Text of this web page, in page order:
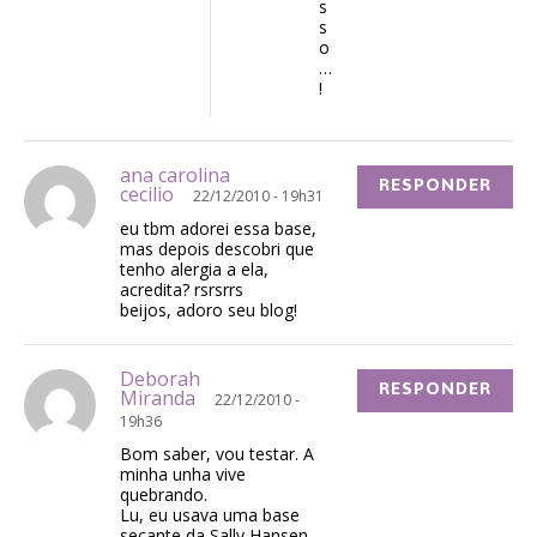
s
s
o
…
!
ana carolina
cecilio 22/12/2010 - 19h31
eu tbm adorei essa base,
mas depois descobri que
tenho alergia a ela,
acredita? rsrsrrs
beijos, adoro seu blog!
RESPONDER
Deborah
Miranda
22/12/2010 -
19h36
Bom saber, vou testar. A
minha unha vive
quebrando.
Lu, eu usava uma base
RESPONDER